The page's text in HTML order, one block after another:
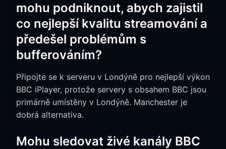
mohu podniknout, abych zajistil
co nejlepší kvalitu streamování a
předešel problémům s
bufferováním?
Připojte se k serveru v Londýně pro nejlepší výkon
BBC iPlayer, protože servery s obsahem BBC jsou
primárně umístěny v Londýně. Manchester je
dobrá alternativa.
Mohu sledovat živé kanály BBC